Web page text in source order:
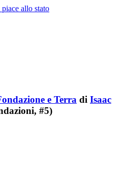
allo stato
e Terra di Isaac
#5)